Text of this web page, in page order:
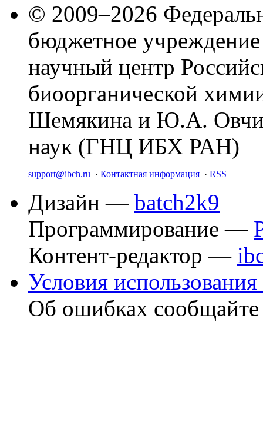
© 2009–2026
бюджетное
научный центр
биоорганической
Шемякина и Ю.А.
наук (ГНЦ ИБХ РАН)
support@ibch.ru · Контактная информация · RSS
Дизайн — batch2k9
Программирование —
Контент-редактор —
Условия использования
Об ошибках